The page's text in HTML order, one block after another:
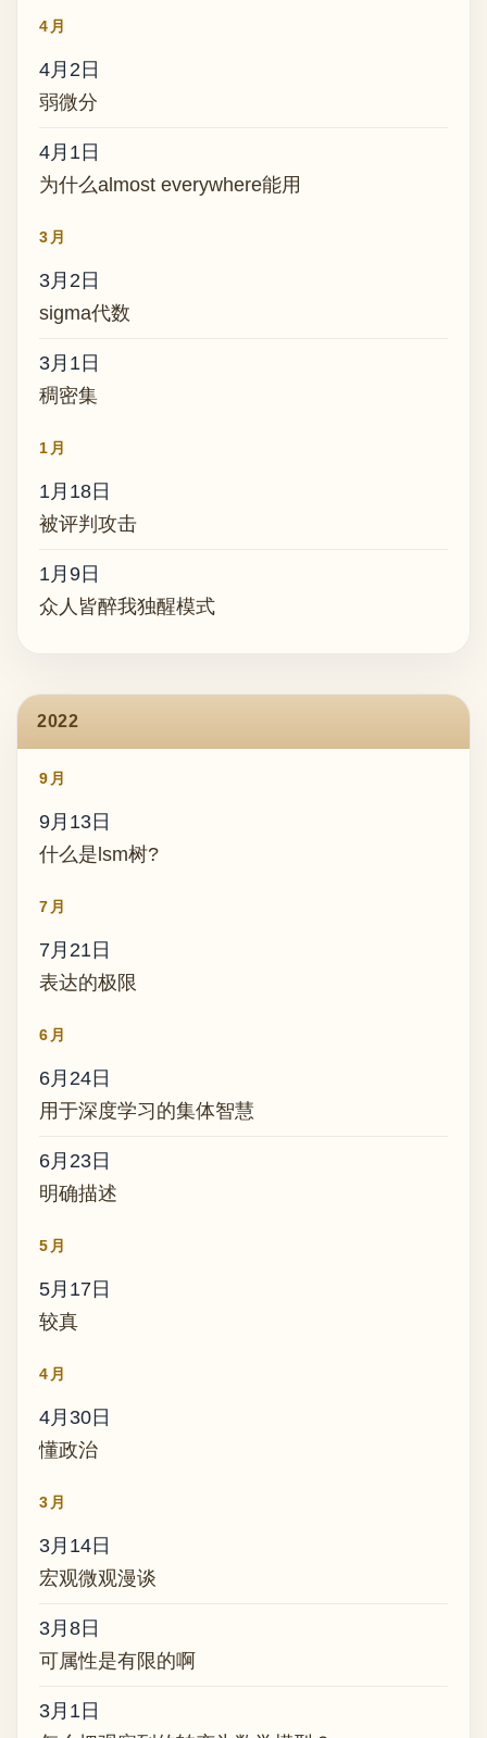
4月
4月2日
弱微分
4月1日
为什么almost everywhere能用
3月
3月2日
sigma代数
3月1日
稠密集
1月
1月18日
被评判攻击
1月9日
众人皆醉我独醒模式
2022
9月
9月13日
什么是lsm树?
7月
7月21日
表达的极限
6月
6月24日
用于深度学习的集体智慧
6月23日
明确描述
5月
5月17日
较真
4月
4月30日
懂政治
3月
3月14日
宏观微观漫谈
3月8日
可属性是有限的啊
3月1日